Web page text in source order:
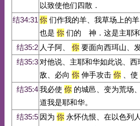
以致使他们四散．
结34:31 你们作我的羊、我草场上的
也是 你们的 神．这是主耶和
结35:2 人子阿、 你要面向西珥山、
结35:3 对他说、主耶和华如此说、西
敌、必向 你伸手攻击 你、使
结35:4我必使 你的城邑、变为荒场
道我是耶和华。
结35:5 因为 你永怀仇恨、在以色列